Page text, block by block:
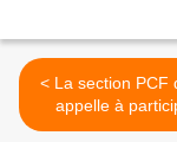
< La section PCF de Brest
appelle à
rassemblement